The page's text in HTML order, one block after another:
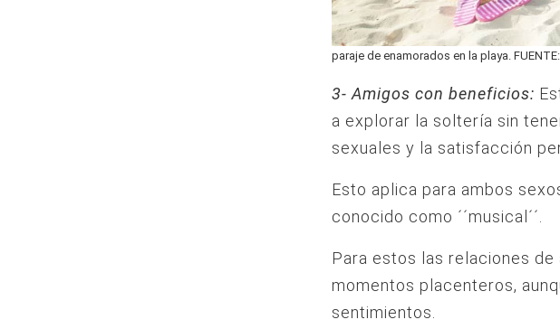
paraje de enamorados en la playa.
3- Amigos con beneficios:
a explorar la soltería sin
sexuales y la satisfacción
Esto aplica para ambos
conocido como ´´musical´´.
Para estos las relaciones
momentos placenteros,
sentimientos.